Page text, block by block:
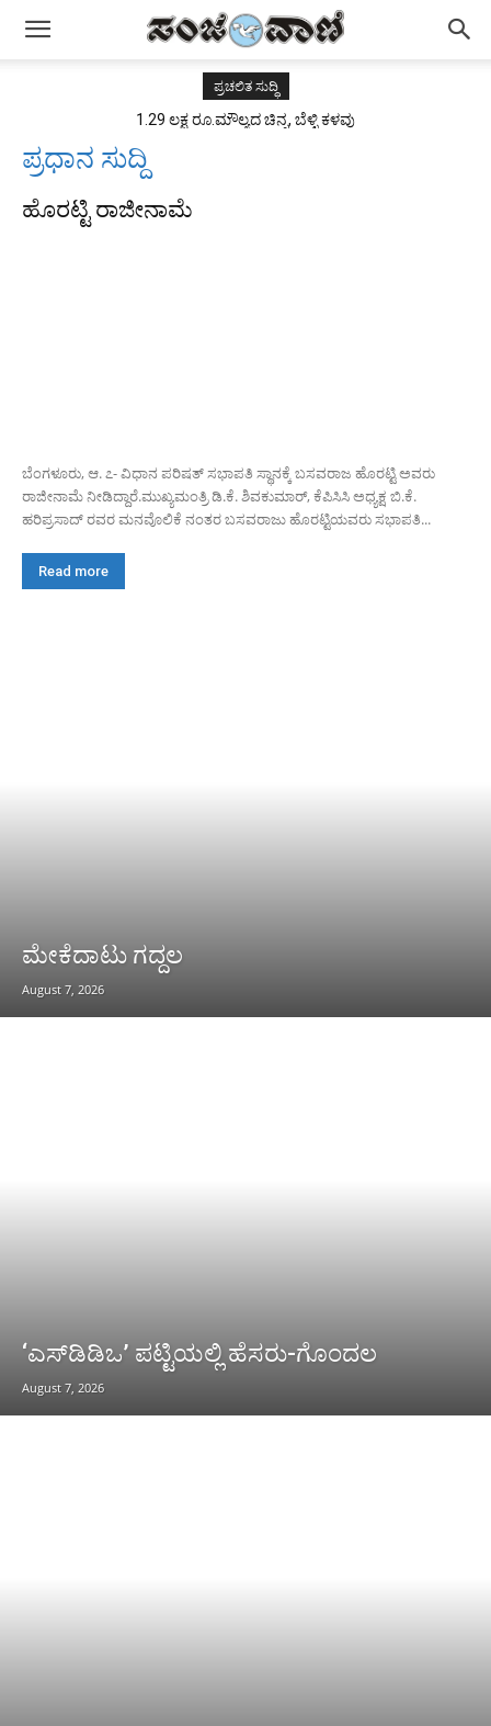
ಪ್ರಚಲಿತ ಸುದ್ಧಿ
1.29 ಲಕ್ಷ ರೂ.ಮೌಲ್ಯದ ಚಿನ್ನ, ಬೆಳ್ಳಿ ಕಳವು
ಪ್ರಧಾನ ಸುದ್ದಿ
ಹೊರಟ್ಟಿ ರಾಜೀನಾಮೆ
ಬೆಂಗಳೂರು, ಆ. ೭- ವಿಧಾನ ಪರಿಷತ್ ಸಭಾಪತಿ ಸ್ಥಾನಕ್ಕೆ ಬಸವರಾಜ ಹೊರಟ್ಟಿ ಅವರು
ರಾಜೀನಾಮೆ ನೀಡಿದ್ದಾರೆ.ಮುಖ್ಯಮಂತ್ರಿ ಡಿ.ಕೆ. ಶಿವಕುಮಾರ್, ಕೆಪಿಸಿಸಿ ಅಧ್ಯಕ್ಷ ಬಿ.ಕೆ.
ಹರಿಪ್ರಸಾದ್ ರವರ ಮನವೊಲಿಕೆ ನಂತರ ಬಸವರಾಜು ಹೊರಟ್ಟಿಯವರು ಸಭಾಪತಿ...
Read more
ಮೇಕೆದಾಟು ಗದ್ದಲ
August 7, 2026
‘ಎಸ್‌ಡಿಡಿಒ’ ಪಟ್ಟಿಯಲ್ಲಿ ಹೆಸರು-ಗೊಂದಲ
August 7, 2026